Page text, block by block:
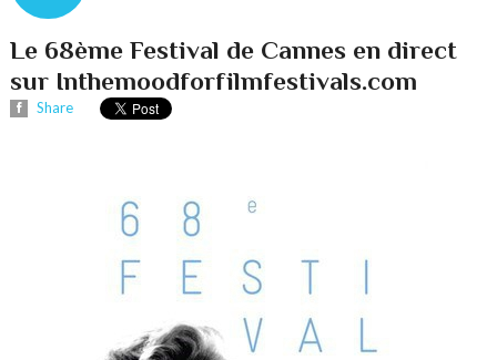
Le 68ème Festival de Cannes en direct
sur Inthemoodforfilmfestivals.com
Share